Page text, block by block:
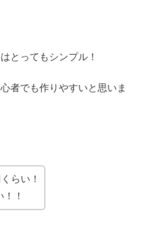
とってもシンプル！
者でも作りやすいと思いま
らい！
！